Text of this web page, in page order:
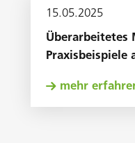
15.05.2025
Überarbeitetes
mehr